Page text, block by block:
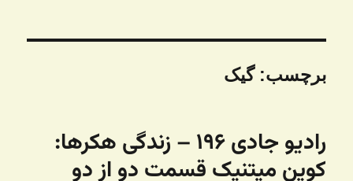
برچسب:گیک
رادیو جادی ۱۹۶ – زندگی هکرها:
کوین میتنیک قسمت دو از دو